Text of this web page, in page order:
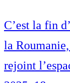
C’est la fin
la
rejoint